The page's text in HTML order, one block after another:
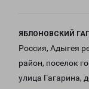
ЯБЛОНОВСКИЙ
Россия, Адыгея
район, поселок
улица Гагарина,